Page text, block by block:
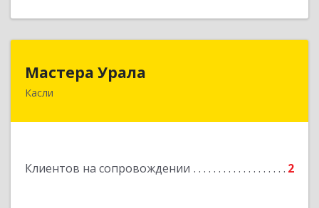
Мастера Урала
Касли
Клиентов на сопровождении 2
456830, Челябинская обл., г. Касли, ул. Карла